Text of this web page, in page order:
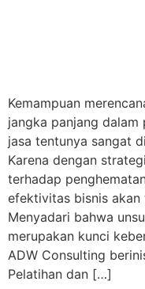
Kemampuan
jangka panjang dalam
jasa tentunya sangat
Karena dengan
terhadap
efektivitas bisnis
Menyadari bahwa
merupakan kunci
ADW Consulting
Pelatihan dan […]